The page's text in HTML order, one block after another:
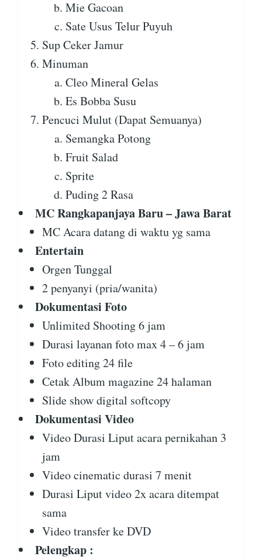
Mie Gacoan
Sate Usus Telur Puyuh
Sup Ceker Jamur
Minuman
Cleo Mineral Gelas
Es Bobba Susu
Pencuci Mulut (Dapat Semuanya)
Semangka Potong
Fruit Salad
Sprite
Puding 2 Rasa
MC Rangkapanjaya Baru – Jawa Barat
MC Acara datang di waktu yg sama
Entertain
Orgen Tunggal
2 penyanyi (pria/wanita)
Dokumentasi Foto
Unlimited Shooting 6 jam
Durasi layanan foto max 4 – 6 jam
Foto editing 24 file
Cetak Album magazine 24 halaman
Slide show digital softcopy
Dokumentasi Video
Video Durasi Liput acara pernikahan 3
jam
Video cinematic durasi 7 menit
Durasi Liput video 2x acara ditempat
sama
Video transfer ke DVD
Pelengkap :